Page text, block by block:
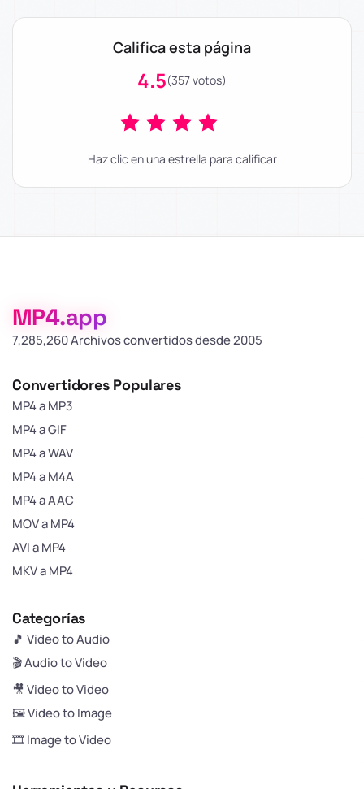
Califica esta página
4.5(357 votos)
Haz clic en una estrella para calificar
MP4.app
7,285,261 Archivos convertidos desde 2005
Convertidores Populares
MP4 a MP3
MP4 a GIF
MP4 a WAV
MP4 a M4A
MP4 a AAC
MOV a MP4
AVI a MP4
MKV a MP4
Categorías
🎵 Video to Audio
🎬 Audio to Video
🎥 Video to Video
🖼️ Video to Image
🎞️ Image to Video